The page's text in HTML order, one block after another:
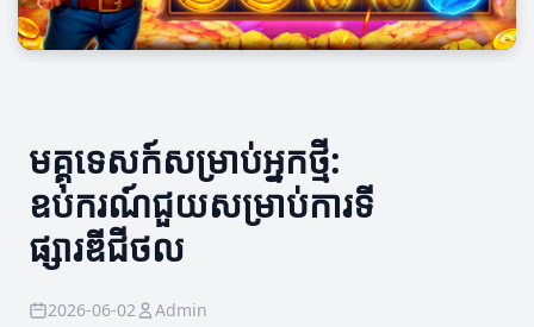
មគ្គុទេសក៍សម្រាប់អ្នកថ្មី:
ឧបករណ៍ជួយសម្រាប់ការទី
ផ្សារឌីជីថល
2026-06-02 Admin